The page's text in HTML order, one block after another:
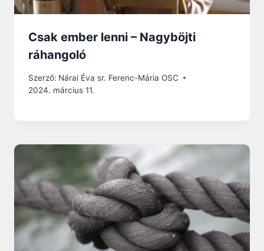
Csak ember lenni – Nagyböjti
ráhangoló
Szerző: Nárai Éva sr. Ferenc-Mária OSC
2024. március 11.